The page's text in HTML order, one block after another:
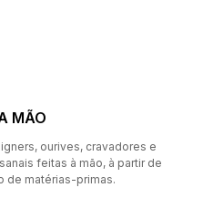
MÃO
ourives, cravadores e
feitas à mão, à partir de
de matérias-primas.